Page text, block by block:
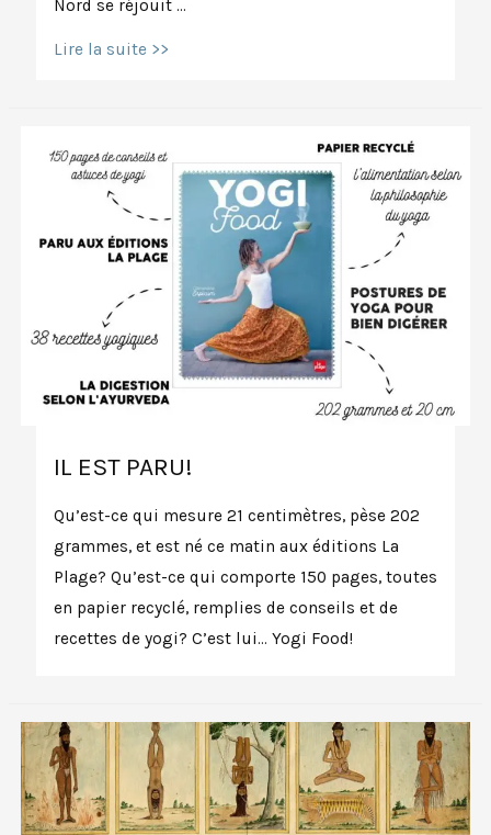
Nord se réjouit …
La
yogini
des
champs
Lire la suite >>
IL EST PARU!
Qu’est-ce qui mesure 21 centimètres, pèse 202
grammes, et est né ce matin aux éditions La
Plage? Qu’est-ce qui comporte 150 pages, toutes
en papier recyclé, remplies de conseils et de
recettes de yogi? C’est lui… Yogi Food!